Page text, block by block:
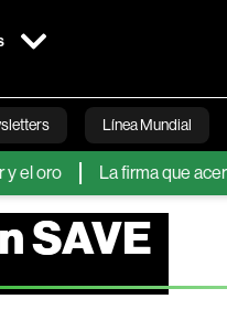
Línea Mundial
Bloomberg
La firma que acertó al
SAVE